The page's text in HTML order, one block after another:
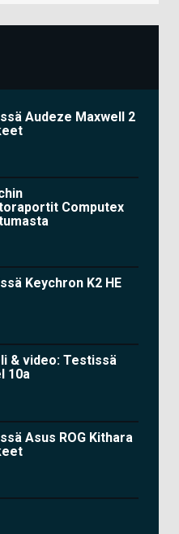
Audeze Maxwell 2
Computex
Keychron K2 HE
& video: Testissä
10a
Asus ROG Kithara